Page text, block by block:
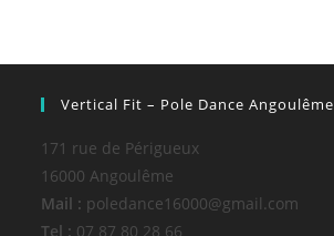
Vertical Fit – Pole Dance Angoulême
171 rue de Périgueux
16000 Angoulême
Mail : poledance16000@gmail.com
Tel : 07 87 80 28 66